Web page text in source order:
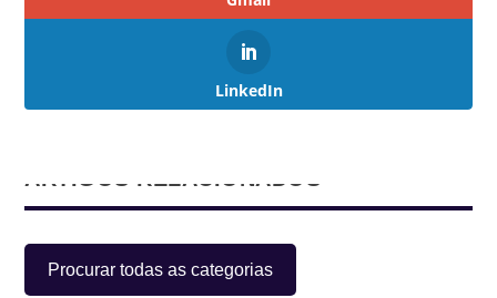
LinkedIn
ARTIGOS RELACIONADOS
Procurar todas as categorias